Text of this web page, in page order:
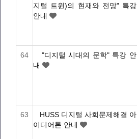
지털 트윈)의 현재와 전망" 특강
안내
64
"디지털 시대의 문학" 특강 안
내
63
HUSS 디지털 사회문제해결 아
이디어톤 안내